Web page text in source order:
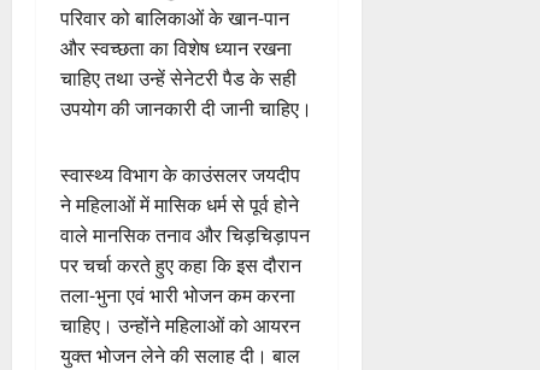
परिवार को बालिकाओं के खान-पान
और स्वच्छता का विशेष ध्यान रखना
चाहिए तथा उन्हें सेनेटरी पैड के सही
उपयोग की जानकारी दी जानी चाहिए।
स्वास्थ्य विभाग के काउंसलर जयदीप
ने महिलाओं में मासिक धर्म से पूर्व होने
वाले मानसिक तनाव और चिड़चिड़ापन
पर चर्चा करते हुए कहा कि इस दौरान
तला-भुना एवं भारी भोजन कम करना
चाहिए। उन्होंने महिलाओं को आयरन
युक्त भोजन लेने की सलाह दी। बाल